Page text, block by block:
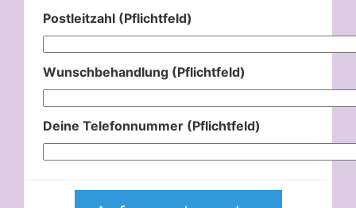
Postleitzahl (Pflichtfeld)
Wunschbehandlung (Pflichtfeld)
Deine Telefonnummer (Pflichtfeld)